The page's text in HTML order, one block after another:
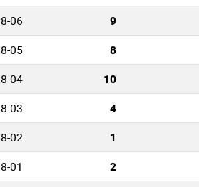
06 9
05 8
04 10
03 4
02 1
01 2